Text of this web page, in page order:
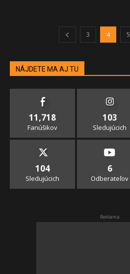
3 4 5
NÁJDETE MA AJ TU
11,718
Fanúšikov
103
Sledujúcich
104
Sledujúcich
6
Odberateľov
Reklama